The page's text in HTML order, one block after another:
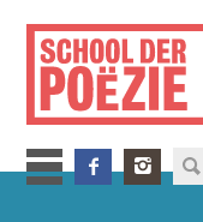
inhoud
gaan